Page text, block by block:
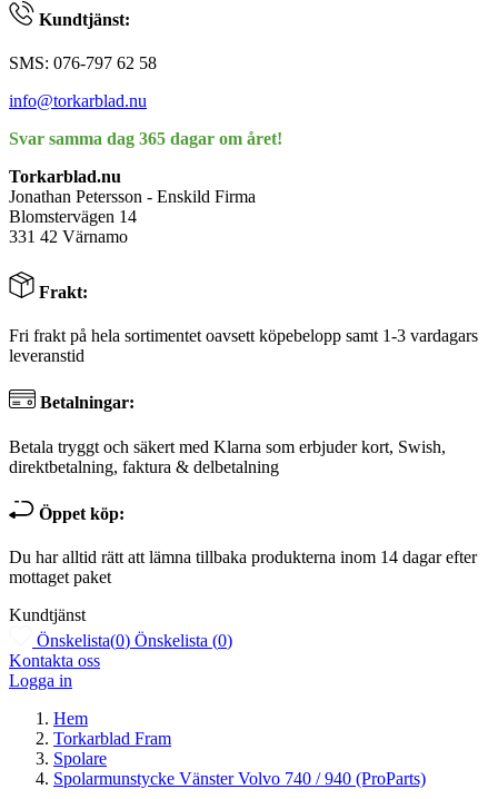
Kundtjänst:
SMS: 076-797 62 58
info@torkarblad.nu
Svar samma dag 365 dagar om året!
Torkarblad.nu
Jonathan Petersson - Enskild Firma
Blomstervägen 14
331 42 Värnamo
Frakt:
Fri frakt på hela sortimentet oavsett köpebelopp samt 1-3 vardagars
leveranstid
Betalningar:
Betala tryggt och säkert med Klarna som erbjuder kort, Swish,
direktbetalning, faktura & delbetalning
Öppet köp:
Du har alltid rätt att lämna tillbaka produkterna inom 14 dagar efter
mottaget paket
Kundtjänst
Önskelista(0) Önskelista (0)
Kontakta oss
Logga in
Hem
Torkarblad Fram
Spolare
Spolarmunstycke Vänster Volvo 740 / 940 (ProParts)